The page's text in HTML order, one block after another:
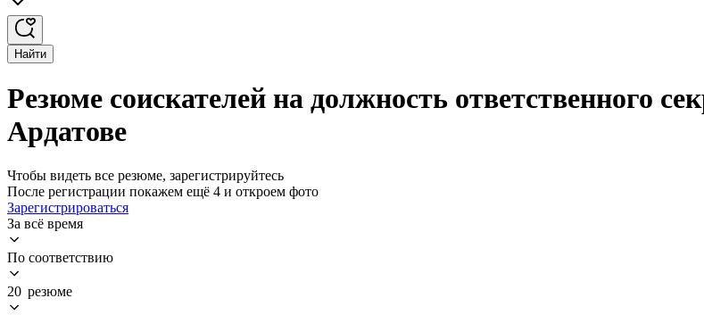
Найти
Резюме соискателей на должность ответственного
Ардатове
Чтобы видеть все резюме, зарегистрируйтесь
После регистрации покажем ещё 4 и откроем фото
Зарегистрироваться
За всё время
По соответствию
20 резюме